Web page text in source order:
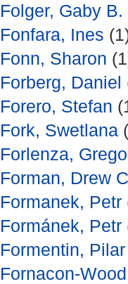
Folger, Gaby B.
Fonfara, Ines
Fonn, Sharon
Forberg, Daniel
Forero, Stefan
Fork, Swetlana
Forlenza,
Forman, Drew
Formanek, Petr
Formánek, Petr
Formentin, Pilar
Fornacon-